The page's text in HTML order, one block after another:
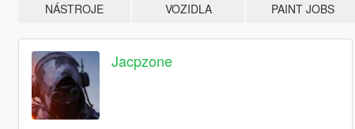
NÁSTROJE VOZIDLA PAINT JOBS
Jacpzone